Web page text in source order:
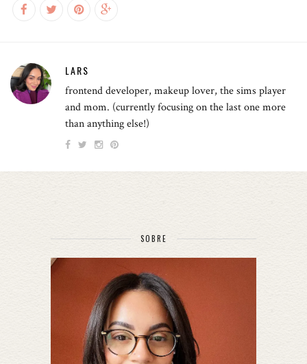
LARS
frontend developer, makeup lover, the sims player
and mom. (currently focusing on the last one more
than anything else!)
SOBRE